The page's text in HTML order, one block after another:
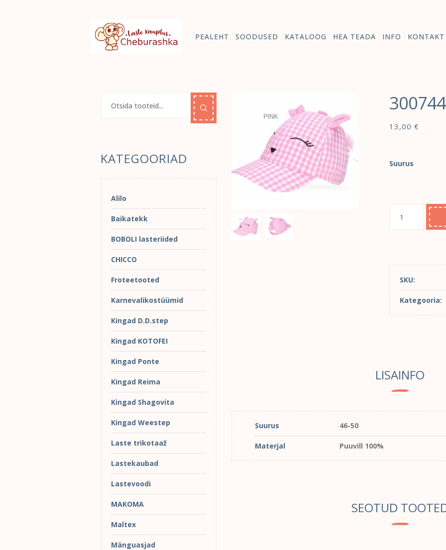
PEALEHT SOODUSED KATALOOG HEA TEADA INFO KONTAKT
13,00 €
Suurus
SKU:
Kategooria:
LISAINFO
Suurus 46-50
Materjal Puuvill 100%
SEOTUD
KATEGOORIAD
Alilo
Baikatekk
BOBOLI lasteriided
CHICCO
Froteetooted
Karnevalikostüümid
Kingad D.D.step
Kingad KOTOFEI
Kingad Ponte
Kingad Reima
Kingad Shagovita
Kingad Weestep
Laste trikotaaž
Lastekaubad
Lastevoodi
MAKOMA
Maltex
Mänguasjad